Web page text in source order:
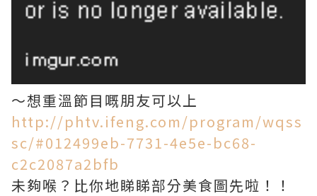
～想重溫節目嘅朋友可以上
http://phtv.ifeng.com/program/wqss
sc/#012499eb-7731-4e5e-bc68-
c2c2087a2bfb
未夠喉？比你地睇睇部分美食圖先啦！！